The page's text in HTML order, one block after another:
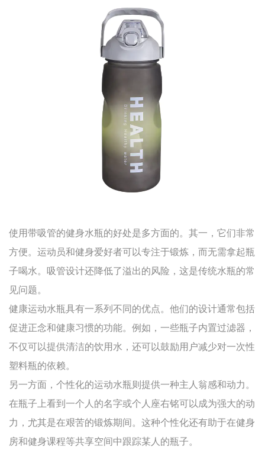
使用带吸管的健身水瓶的好处是多方面的。其一，它们非常
方便。运动员和健身爱好者可以专注于锻炼，而无需拿起瓶
子喝水。吸管设计还降低了溢出的风险，这是传统水瓶的常
见问题。
健康运动水瓶具有一系列不同的优点。他们的设计通常包括
促进正念和健康习惯的功能。例如，一些瓶子内置过滤器，
不仅可以提供清洁的饮用水，还可以鼓励用户减少对一次性
塑料瓶的依赖。
另一方面，个性化的运动水瓶则提供一种主人翁感和动力。
在瓶子上看到一个人的名字或个人座右铭可以成为强大的动
力，尤其是在艰苦的锻炼期间。这种个性化还有助于在健身
房和健身课程等共享空间中跟踪某人的瓶子。